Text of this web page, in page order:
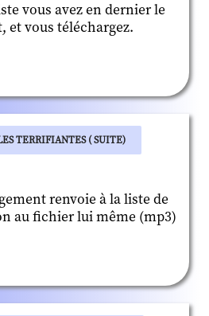
vous avez en dernier le
et vous téléchargez.
TERRIFIANTES ( SUITE)
renvoie à la liste de
au fichier lui même (mp3)